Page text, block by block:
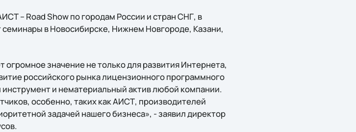
– Road Show по городам России и стран СНГ, в
семинары в Новосибирске, Нижнем Новгороде, Казани,
значение не только для развития Интернета,
российского рынка лицензионного программного
и нематериальный актив любой компании.
особенно, таких как АИСТ, производителей
задачей нашего бизнеса», - заявил директор